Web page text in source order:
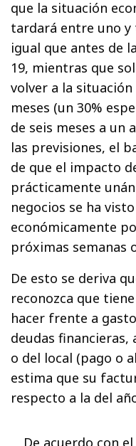
que la situación
tardará entre uno y
igual que antes de
19, mientras que
volver a la
meses (un 30%
de seis meses a un
las previsiones, el
de que el impacto
prácticamente
negocios se ha
económicamente
próximas semanas
De esto se deriva
reconozca que
hacer frente a
deudas financieras,
o del local (pago o
estima que su
respecto a la del